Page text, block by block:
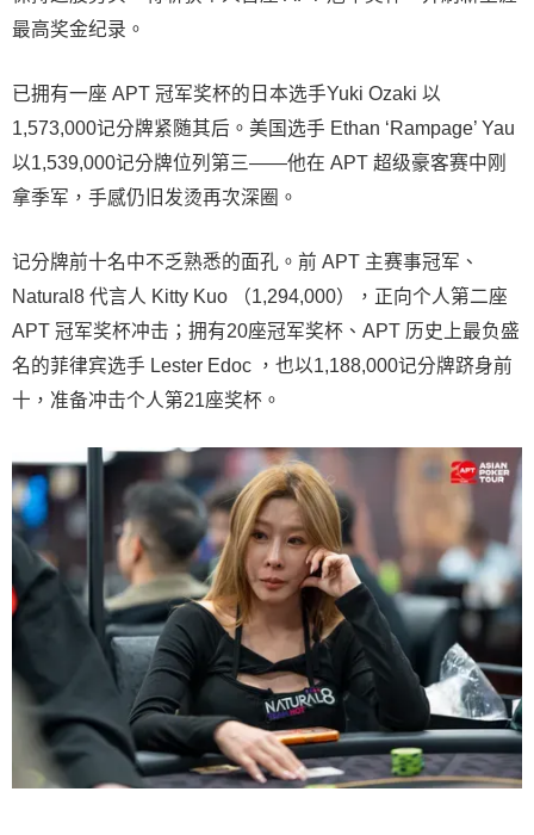
最高奖金纪录。
已拥有一座 APT 冠军奖杯的日本选手Yuki Ozaki 以
1,573,000记分牌紧随其后。美国选手 Ethan ‘Rampage’ Yau
以1,539,000记分牌位列第三——他在 APT 超级豪客赛中刚
拿季军，手感仍旧发烫再次深圈。
记分牌前十名中不乏熟悉的面孔。前 APT 主赛事冠军、
Natural8 代言人 Kitty Kuo （1,294,000），正向个人第二座
APT 冠军奖杯冲击；拥有20座冠军奖杯、APT 历史上最负盛
名的菲律宾选手 Lester Edoc ，也以1,188,000记分牌跻身前
十，准备冲击个人第21座奖杯。